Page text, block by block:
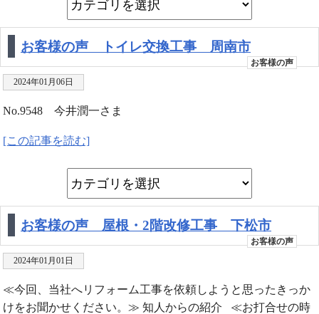
お客様の声 トイレ交換工事 周南市
お客様の声
2024年01月06日
No.9548 今井潤一さま
[この記事を読む]
お客様の声 屋根・2階改修工事 下松市
お客様の声
2024年01月01日
≪今回、当社へリフォーム工事を依頼しようと思ったきっか
けをお聞かせください。≫ 知人からの紹介 ≪お打合せの時